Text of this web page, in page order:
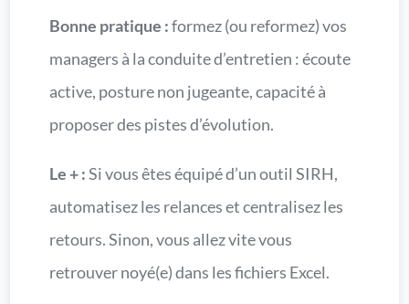
Bonne pratique :formez (ou reformez) vos
managers à la conduite d’entretien : écoute
active, posture non jugeante, capacité à
proposer des pistes d’évolution.
Le + :Si vous êtes équipé d’un outil SIRH,
automatisez les relances et centralisez les
retours. Sinon, vous allez vite vous
retrouver noyé(e) dans les fichiers Excel.